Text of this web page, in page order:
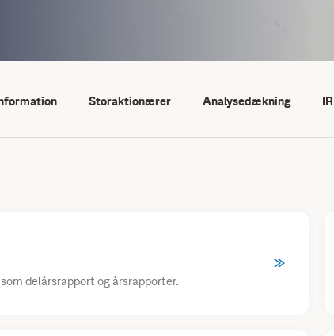
Storaktionærer Analysedækning
delårsrapport og årsrapporter.